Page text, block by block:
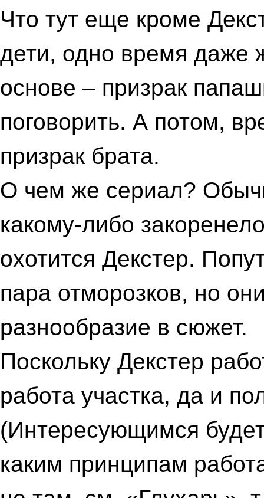
Что тут еще кроме
дети, одно время даже
основе – призрак
поговорить. А потом,
призрак брата.
О чем же сериал?
какому-либо
охотится Декстер.
пара отморозков, но
разнообразие в сюжет.
Поскольку Декстер
работа участка, да и
(Интересующимся
каким принципам